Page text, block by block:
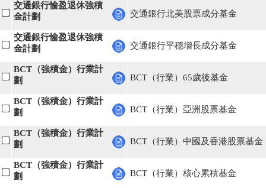
交通銀行愉盈退休強積
金計劃
交通銀行北美股票成分基金
交通銀行愉盈退休強積
金計劃
交通銀行平穩增長成分基金
BCT（強積金）行業計
劃
BCT（行業）65歲後基金
BCT（強積金）行業計
劃
BCT（行業）亞洲股票基金
BCT（強積金）行業計
劃
BCT（行業）中國及香港股票基金
BCT（強積金）行業計
劃
BCT（行業）核心累積基金